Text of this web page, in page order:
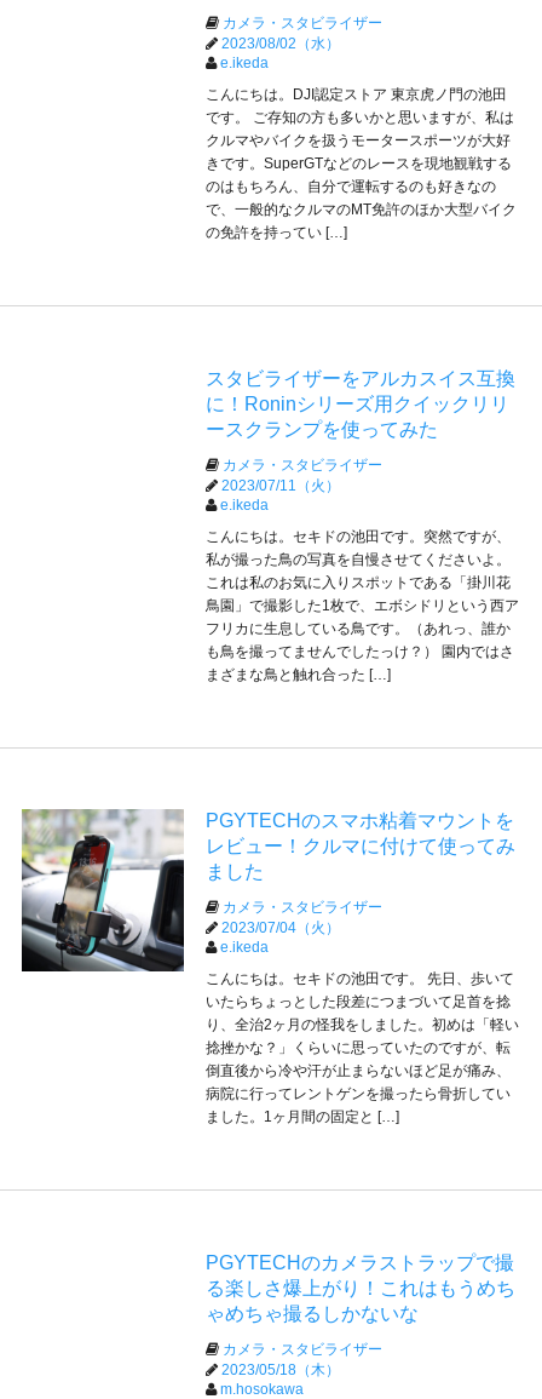
カメラ・スタビライザー
2023/08/02（水）
e.ikeda
こんにちは。DJI認定ストア 東京虎ノ門の池田
です。 ご存知の方も多いかと思いますが、私は
クルマやバイクを扱うモータースポーツが大好
きです。SuperGTなどのレースを現地観戦する
のはもちろん、自分で運転するのも好きなの
で、一般的なクルマのMT免許のほか大型バイク
の免許を持ってい […]
スタビライザーをアルカスイス互換
に！Roninシリーズ用クイックリリ
ースクランプを使ってみた
カメラ・スタビライザー
2023/07/11（火）
e.ikeda
こんにちは。セキドの池田です。突然ですが、
私が撮った鳥の写真を自慢させてくださいよ。
これは私のお気に入りスポットである「掛川花
鳥園」で撮影した1枚で、エボシドリという西ア
フリカに生息している鳥です。（あれっ、誰か
も鳥を撮ってませんでしたっけ？） 園内ではさ
まざまな鳥と触れ合った […]
PGYTECHのスマホ粘着マウントを
レビュー！クルマに付けて使ってみ
ました
カメラ・スタビライザー
2023/07/04（火）
e.ikeda
こんにちは。セキドの池田です。 先日、歩いて
いたらちょっとした段差につまづいて足首を捻
り、全治2ヶ月の怪我をしました。初めは「軽い
捻挫かな？」くらいに思っていたのですが、転
倒直後から冷や汗が止まらないほど足が痛み、
病院に行ってレントゲンを撮ったら骨折してい
ました。1ヶ月間の固定と […]
PGYTECHのカメラストラップで撮
る楽しさ爆上がり！これはもうめち
ゃめちゃ撮るしかないな
カメラ・スタビライザー
2023/05/18（木）
m.hosokawa